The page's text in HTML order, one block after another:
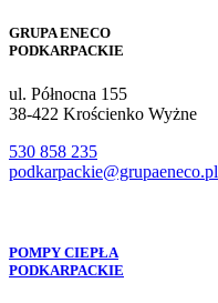
GRUPA ENECO
PODKARPACKIE
ul. Północna 155
38-422 Krościenko Wyżne
530 858 235
podkarpackie@grupaeneco.pl
POMPY CIEPŁA
PODKARPACKIE